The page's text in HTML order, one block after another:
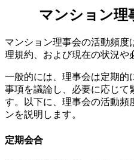
マンション理
マンション理事会の活動頻度
理規約、および現在の状況や
一般的には、理事会は定期的
事項を議論し、必要に応じて
す。以下に、理事会の活動頻
ンを説明します。
定期会合